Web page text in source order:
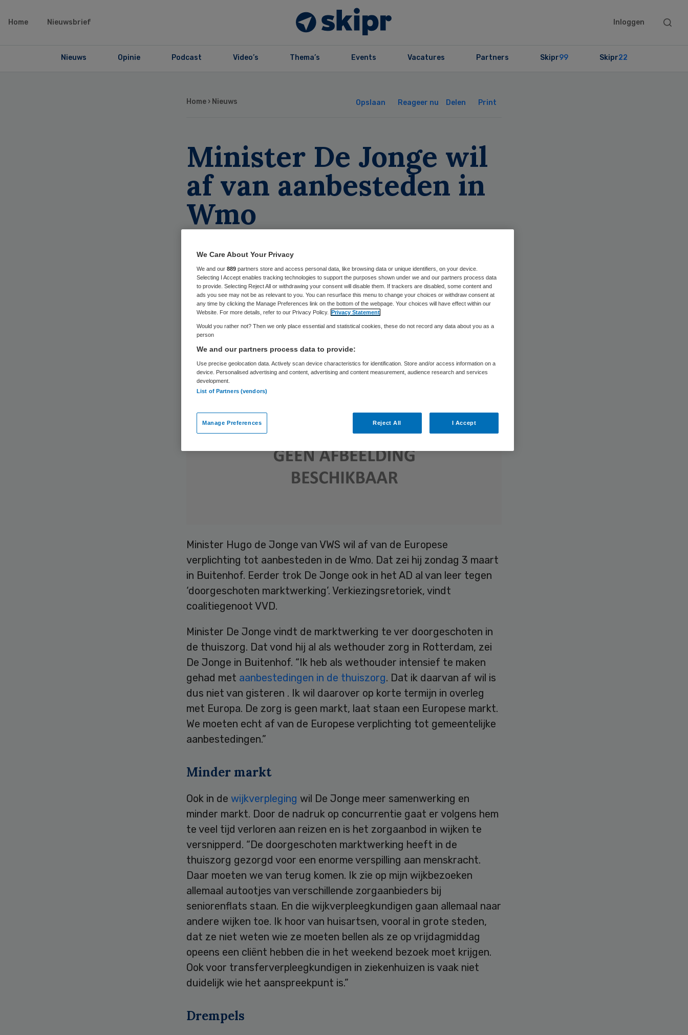
Home Nieuwsbrief Inloggen
Search
Nieuws Opinie Podcast Video’s Thema’s Events Vacatures Partners Skipr99 Skipr22
Home › Nieuws Opslaan Reageer nu Delen Print
Minister De Jonge wil
af van aanbesteden in
Wmo
Minister Hugo de Jonge van VWS wil af van de Europese
verplichting tot aanbesteden in de Wmo. Dat zei hij zondag 3 maart
in Buitenhof. Eerder trok De Jonge ook in het AD al van leer tegen
‘doorgeschoten marktwerking’. Verkiezingsretoriek, vindt
coalitiegenoot VVD.
Minister De Jonge vindt de marktwerking te ver doorgeschoten in
de thuiszorg. Dat vond hij al als wethouder zorg in Rotterdam, zei
De Jonge in Buitenhof. “Ik heb als wethouder intensief te maken
gehad met aanbestedingen in de thuiszorg. Dat ik daarvan af wil is
dus niet van gisteren . Ik wil daarover op korte termijn in overleg
met Europa. De zorg is geen markt, laat staan een Europese markt.
We moeten echt af van de Europese verplichting tot gemeentelijke
aanbestedingen.”
Minder markt
Ook in de wijkverpleging wil De Jonge meer samenwerking en
minder markt. Door de nadruk op concurrentie gaat er volgens hem
te veel tijd verloren aan reizen en is het zorgaanbod in wijken te
versnipperd. “De doorgeschoten marktwerking heeft in de
thuiszorg gezorgd voor een enorme verspilling aan menskracht.
Daar moeten we van terug komen. Ik zie op mijn wijkbezoeken
allemaal autootjes van verschillende zorgaanbieders bij
seniorenflats staan. En die wijkverpleegkundigen gaan allemaal naar
andere wijken toe. Ik hoor van huisartsen, vooral in grote steden,
dat ze niet weten wie ze moeten bellen als ze op vrijdagmiddag
opeens een cliënt hebben die in het weekend bezoek moet krijgen.
Ook voor transferverpleegkundigen in ziekenhuizen is vaak niet
duidelijk wie het aanspreekpunt is.”
Drempels
We Care About Your Privacy
We and our 889 partners store and access personal data, like browsing data or unique identifiers, on your device.
Selecting I Accept enables tracking technologies to support the purposes shown under we and our partners process data
to provide. Selecting Reject All or withdrawing your consent will disable them. If trackers are disabled, some content and
ads you see may not be as relevant to you. You can resurface this menu to change your choices or withdraw consent at
any time by clicking the Manage Preferences link on the bottom of the webpage. Your choices will have effect within our
Website. For more details, refer to our Privacy Policy. Privacy Statement
Would you rather not? Then we only place essential and statistical cookies, these do not record any data about you as a
person
We and our partners process data to provide:
Use precise geolocation data. Actively scan device characteristics for identification. Store and/or access information on a
device. Personalised advertising and content, advertising and content measurement, audience research and services
development.
List of Partners (vendors)
Manage Preferences Reject All I Accept